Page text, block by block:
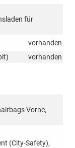
für
vorhanden
vorhanden
Vorne,
(City-Safety),